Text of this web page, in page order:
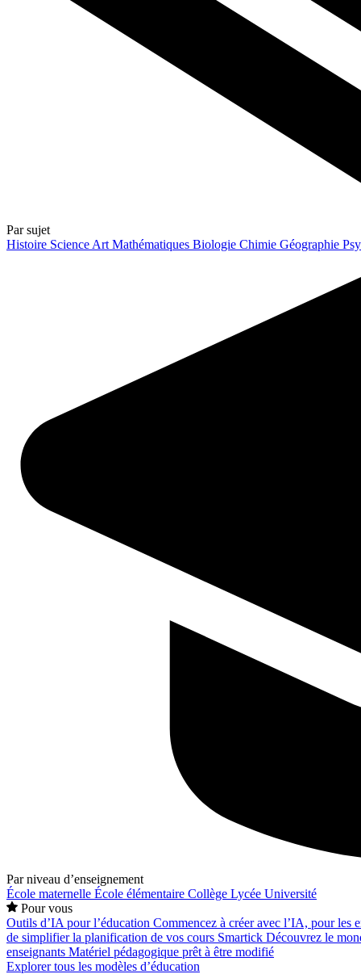
Par sujet
Histoire Science Art Mathématiques Biologie Chimie Géographie
Par niveau d’enseignement
École maternelle École élémentaire Collège Lycée Université
Pour vous
Outils d’IA pour l’éducation Commencez à créer avec l’IA, pour les
de simplifier la planification de vos cours Smartick Découvrez le
enseignants Matériel pédagogique prêt à être modifié
Explorer tous les modèles d’éducation